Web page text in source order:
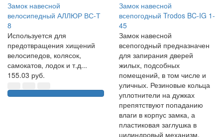
Замок навесной
велосипедный АЛЛЮР ВС-Т
8
Используется для
предотвращения хищений
велосипедов, колясок,
самокатов, лодок и т.д...
155.03 руб.
Замок навесной
всепогодный Trodos BC-IG 1-
45
Замок навесной
всепогодный предназначен
для запирания дверей
жилых, подсобных
помещений, в том числе и
уличных. Резиновые кольца
уплотнители на дужках
препятствуют попаданию
влаги в корпус замка, а
пластиковая заглушка в
цилиндровый механизм.